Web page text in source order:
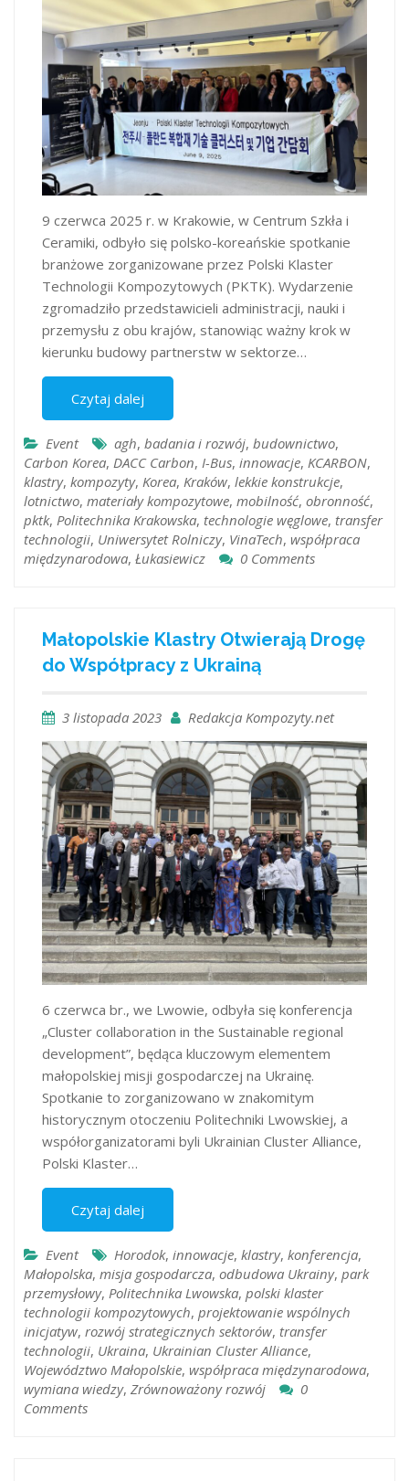
9 czerwca 2025 r. w Krakowie, w Centrum Szkła i
Ceramiki, odbyło się polsko-koreańskie spotkanie
branżowe zorganizowane przez Polski Klaster
Technologii Kompozytowych (PKTK). Wydarzenie
zgromadziło przedstawicieli administracji, nauki i
przemysłu z obu krajów, stanowiąc ważny krok w
kierunku budowy partnerstw w sektorze…
Czytaj dalej
Event agh, badania i rozwój, budownictwo,
Carbon Korea, DACC Carbon, I-Bus, innowacje, KCARBON,
klastry, kompozyty, Korea, Kraków, lekkie konstrukcje,
lotnictwo, materiały kompozytowe, mobilność, obronność,
pktk, Politechnika Krakowska, technologie węglowe, transfer
technologii, Uniwersytet Rolniczy, VinaTech, współpraca
międzynarodowa, Łukasiewicz 0 Comments
Małopolskie Klastry Otwierają Drogę
do Współpracy z Ukrainą
3 listopada 2023 Redakcja Kompozyty.net
6 czerwca br., we Lwowie, odbyła się konferencja
„Cluster collaboration in the Sustainable regional
development”, będąca kluczowym elementem
małopolskiej misji gospodarczej na Ukrainę.
Spotkanie to zorganizowano w znakomitym
historycznym otoczeniu Politechniki Lwowskiej, a
współorganizatorami byli Ukrainian Cluster Alliance,
Polski Klaster…
Czytaj dalej
Event Horodok, innowacje, klastry, konferencja,
Małopolska, misja gospodarcza, odbudowa Ukrainy, park
przemysłowy, Politechnika Lwowska, polski klaster
technologii kompozytowych, projektowanie wspólnych
inicjatyw, rozwój strategicznych sektorów, transfer
technologii, Ukraina, Ukrainian Cluster Alliance,
Województwo Małopolskie, współpraca międzynarodowa,
wymiana wiedzy, Zrównoważony rozwój
0
Comments